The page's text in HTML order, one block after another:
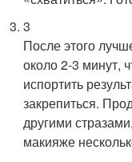
3
После этого
около 2-3 минут,
испортить
закрепиться.
другими
макияже